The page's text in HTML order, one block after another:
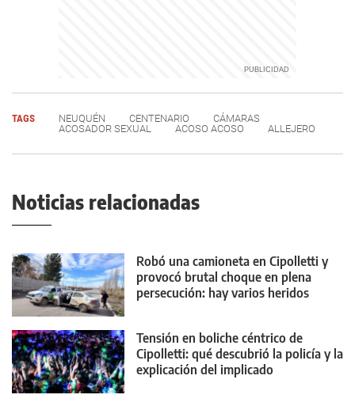
TAGS NEUQUÉN CENTENARIO
CÁMARAS
ACOSADOR SEXUAL
ACOSO ACOSO ALLEJERO
Noticias relacionadas
Robó una camioneta en Cipolletti y
provocó brutal choque en plena
persecución: hay varios heridos
Tensión en boliche céntrico de
Cipolletti: qué descubrió la policía y la
explicación del implicado